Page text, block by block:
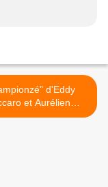
d'Eddy
et Aurélien
Futuropolis,